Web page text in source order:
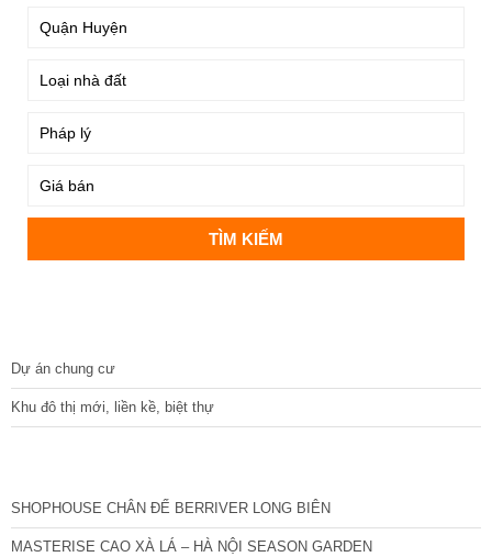
Dự án chung cư
Khu đô thị mới, liền kề, biệt thự
SHOPHOUSE CHÂN ĐẾ BERRIVER LONG BIÊN
MASTERISE CAO XÀ LÁ – HÀ NỘI SEASON GARDEN